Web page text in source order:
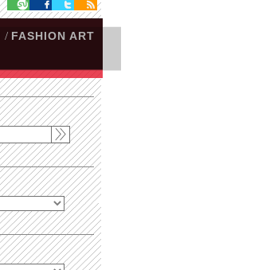
/ FASHION ART